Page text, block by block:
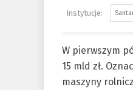
W pierwszym
15 mld zł.
maszyny